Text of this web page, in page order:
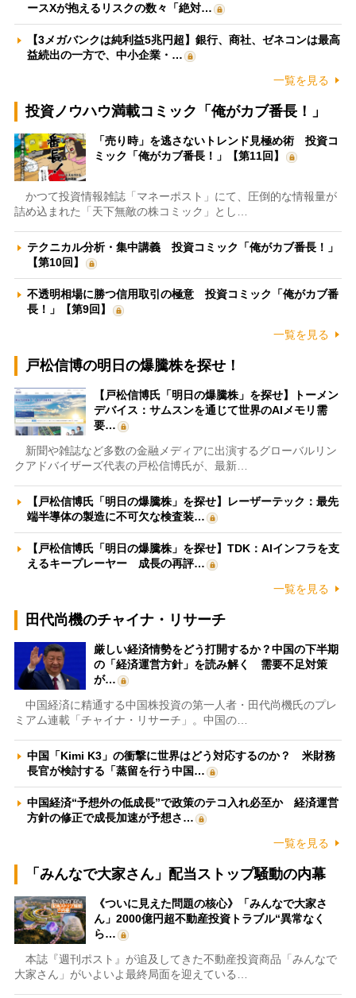
ースXが抱えるリスクの数々「絶対…
【3メガバンクは純利益5兆円超】銀行、商社、ゼネコンは最高
益続出の一方で、中小企業・…
一覧を見る
投資ノウハウ満載コミック「俺がカブ番長！」
「売り時」を逃さないトレンド見極め術 投資コ
ミック「俺がカブ番長！」【第11回】
かつて投資情報雑誌「マネーポスト」にて、圧倒的な情報量が
詰め込まれた「天下無敵の株コミック」とし…
テクニカル分析・集中講義 投資コミック「俺がカブ番長！」
【第10回】
不透明相場に勝つ信用取引の極意 投資コミック「俺がカブ番
長！」【第9回】
一覧を見る
戸松信博の明日の爆騰株を探せ！
【戸松信博氏「明日の爆騰株」を探せ】トーメン
デバイス：サムスンを通じて世界のAIメモリ需
要…
新聞や雑誌など多数の金融メディアに出演するグローバルリン
クアドバイザーズ代表の戸松信博氏が、最新…
【戸松信博氏「明日の爆騰株」を探せ】レーザーテック：最先
端半導体の製造に不可欠な検査装…
【戸松信博氏「明日の爆騰株」を探せ】TDK：AIインフラを支
えるキープレーヤー 成長の再評…
一覧を見る
田代尚機のチャイナ・リサーチ
厳しい経済情勢をどう打開するか？中国の下半期
の「経済運営方針」を読み解く 需要不足対策
が…
中国経済に精通する中国株投資の第一人者・田代尚機氏のプレ
ミアム連載「チャイナ・リサーチ」。中国の…
中国「Kimi K3」の衝撃に世界はどう対応するのか？ 米財務
長官が検討する「蒸留を行う中国…
中国経済“予想外の低成長”で政策のテコ入れ必至か 経済運営
方針の修正で成長加速が予想さ…
一覧を見る
「みんなで大家さん」配当ストップ騒動の内幕
《ついに見えた問題の核心》「みんなで大家さ
ん」2000億円超不動産投資トラブル“異常なく
ら…
本誌『週刊ポスト』が追及してきた不動産投資商品「みんなで
大家さん」がいよいよ最終局面を迎えている…